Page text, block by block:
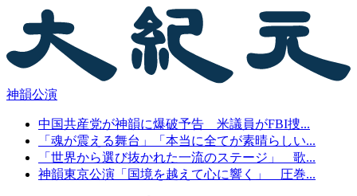
神韻公演
中国共産党が神韻に爆破予告 米議員がFBI捜...
「魂が震える舞台」「本当に全てが素晴らしい...
「世界から選び抜かれた一流のステージ」 歌...
神韻東京公演「国境を越えて心に響く」 圧巻...